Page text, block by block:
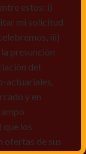
estos: i)
mi solicitud
iii)
presunción
del
actuariales,
y en
que los
ofertas de sus